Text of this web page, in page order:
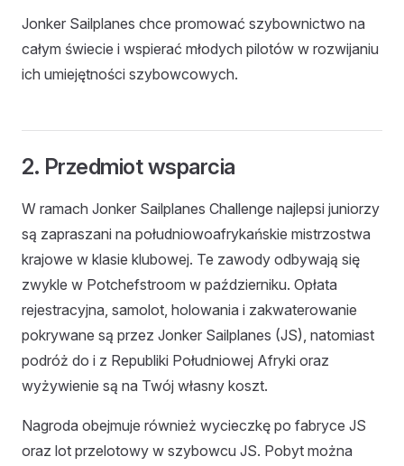
Jonker Sailplanes chce promować szybownictwo na
całym świecie i wspierać młodych pilotów w rozwijaniu
ich umiejętności szybowcowych.
2. Przedmiot wsparcia
W ramach Jonker Sailplanes Challenge najlepsi juniorzy
są zapraszani na południowoafrykańskie mistrzostwa
krajowe w klasie klubowej. Te zawody odbywają się
zwykle w Potchefstroom w październiku. Opłata
rejestracyjna, samolot, holowania i zakwaterowanie
pokrywane są przez Jonker Sailplanes (JS), natomiast
podróż do i z Republiki Południowej Afryki oraz
wyżywienie są na Twój własny koszt.
Nagroda obejmuje również wycieczkę po fabryce JS
oraz lot przelotowy w szybowcu JS. Pobyt można